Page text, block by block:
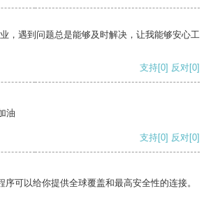
，遇到问题总是能够及时解决，让我能够安心工
支持[0] 反对[0]
油
支持[0] 反对[0]
可以给你提供全球覆盖和最高安全性的连接。